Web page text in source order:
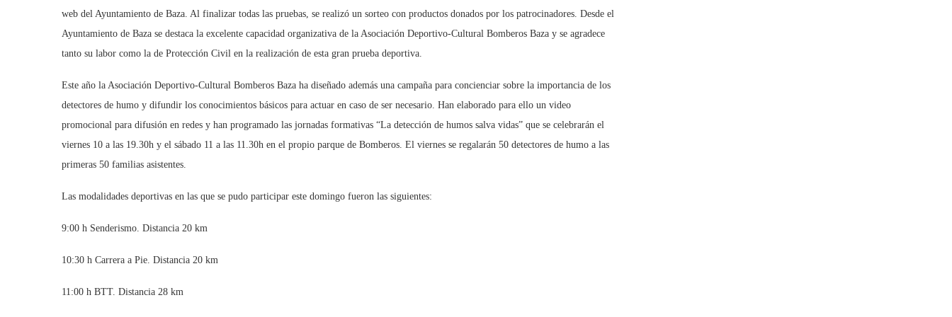
web del Ayuntamiento de Baza. Al finalizar todas las pruebas, se realizó un sorteo con productos donados por los patrocinadores. Desde el
Ayuntamiento de Baza se destaca la excelente capacidad organizativa de la Asociación Deportivo-Cultural Bomberos Baza y se agradece
tanto su labor como la de Protección Civil en la realización de esta gran prueba deportiva.
Este año la Asociación Deportivo-Cultural Bomberos Baza ha diseñado además una campaña para concienciar sobre la importancia de los
detectores de humo y difundir los conocimientos básicos para actuar en caso de ser necesario. Han elaborado para ello un video
promocional para difusión en redes y han programado las jornadas formativas “La detección de humos salva vidas” que se celebrarán el
viernes 10 a las 19.30h y el sábado 11 a las 11.30h en el propio parque de Bomberos. El viernes se regalarán 50 detectores de humo a las
primeras 50 familias asistentes.
Las modalidades deportivas en las que se pudo participar este domingo fueron las siguientes:
9:00 h Senderismo. Distancia 20 km
10:30 h Carrera a Pie. Distancia 20 km
11:00 h BTT. Distancia 28 km